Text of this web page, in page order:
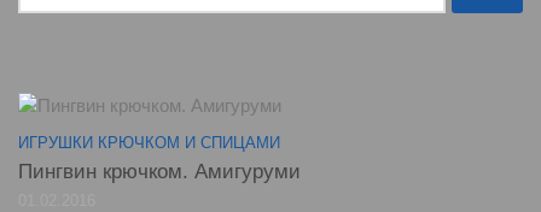
ИГРУШКИ КРЮЧКОМ И СПИЦАМИ
Пингвин крючком. Амигуруми